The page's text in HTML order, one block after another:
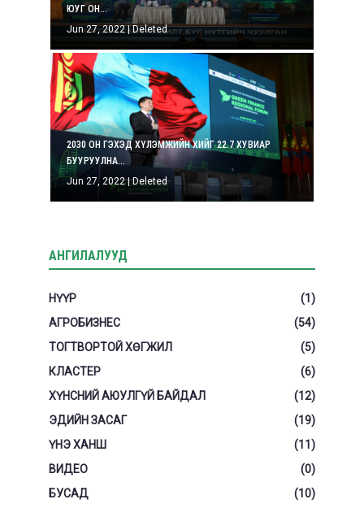
ЮУГ ОН...
Jun 27, 2022 | Deleted
2030 ОН ГЭХЭД ХҮЛЭМЖИЙН ХИЙГ 22.7 ХУВИАР
БУУРУУЛНА...
Jun 27, 2022 | Deleted
АНГИЛАЛУУД
НҮҮР
(1)
АГРОБИЗНЕС
(54)
ТОГТВОРТОЙ ХӨГЖИЛ
(5)
КЛАСТЕР
(6)
ХҮНСНИЙ АЮУЛГҮЙ БАЙДАЛ
(12)
ЭДИЙН ЗАСАГ
(19)
ҮНЭ ХАНШ
(11)
ВИДЕО
(0)
БУСАД
(10)